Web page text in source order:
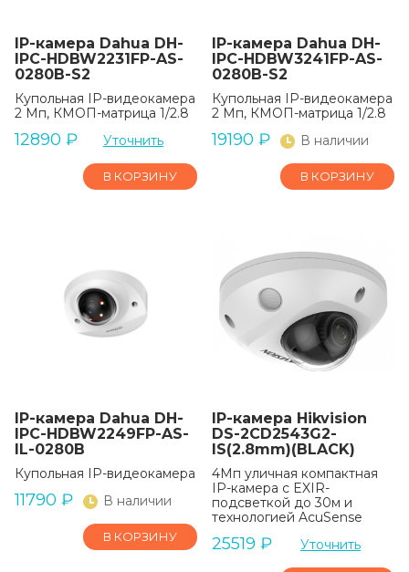
IP-камера Dahua DH-
IPC-HDBW2231FP-AS-
0280B-S2
Купольная IP-видеокамера
2 Мп, КМОП-матрица 1/2.8
12890 ₽ Уточнить
В КОРЗИНУ
IP-камера Dahua DH-
IPC-HDBW3241FP-AS-
0280B-S2
Купольная IP-видеокамера
2 Мп, КМОП-матрица 1/2.8
19190 ₽ В наличии
В КОРЗИНУ
IP-камера Dahua DH-
IPC-HDBW2249FP-AS-
IL-0280B
Купольная IP-видеокамера
11790 ₽ В наличии
В КОРЗИНУ
IP-камера Hikvision
DS-2CD2543G2-
IS(2.8mm)(BLACK)
4Мп уличная компактная
IP-камера с EXIR-
подсветкой до 30м и
технологией AcuSense
25519 ₽ Уточнить